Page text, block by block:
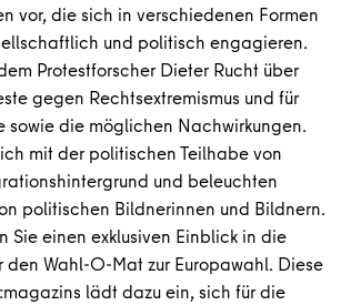
vor, die sich in verschiedenen Formen
und politisch engagieren.
Protestforscher Dieter Rucht über
gegen Rechtsextremismus und für
sowie die möglichen Nachwirkungen.
mit der politischen Teilhabe von
und beleuchten
politischen Bildnerinnen und Bildnern.
Sie einen exklusiven Einblick in die
den Wahl-O-Mat zur Europawahl. Diese
lädt dazu ein, sich für die